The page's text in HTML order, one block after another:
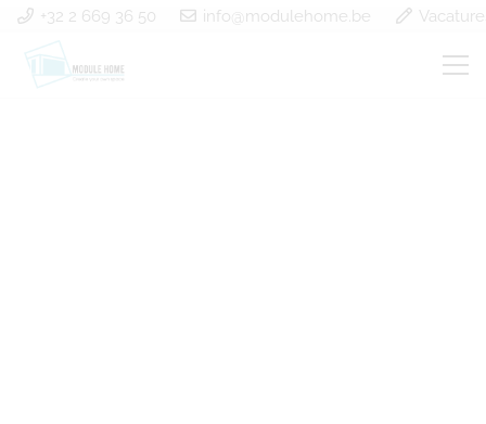
+32 2 669 36 50 info@modulehome.be